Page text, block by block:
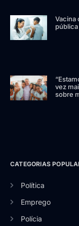
Vacina
pública
vez
sobre
CATEGORIAS
Política
Emprego
Polícia